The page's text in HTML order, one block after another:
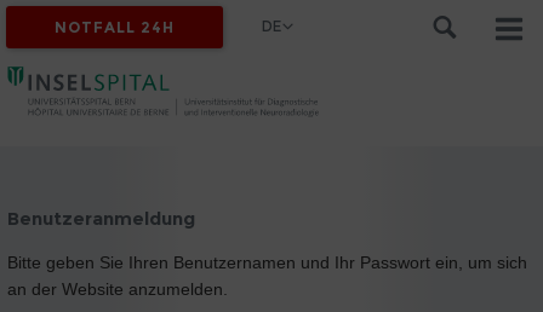
NOTFALL 24H DE
Benutzeranmeldung
Bitte geben Sie Ihren Benutzernamen und Ihr Passwort ein, um sich
an der Website anzumelden.